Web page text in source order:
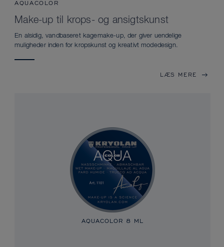
AQUACOLOR
Make-up til krops- og ansigtskunst
En alsidig, vandbaseret kagemake-up, der giver uendelige
muligheder inden for kropskunst og kreativt modedesign.
LÆS MERE
AQUACOLOR 8 ML